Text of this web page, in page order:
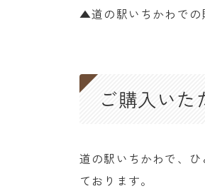
▲道の駅いちかわでの
ご購入いた
道の駅いちかわで、
ております。